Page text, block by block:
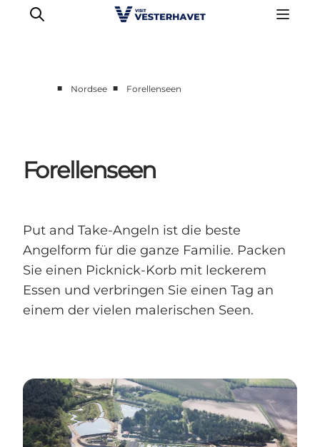
Unsere Städte
Essen & Übernachtung
Plane deine Reise
■ Nordsee ■ Forellenseen
Forellenseen
Put and Take-Angeln ist die beste
Angelform für die ganze Familie. Packen
Sie einen Picknick-Korb mit leckerem
Essen und verbringen Sie einen Tag an
einem der vielen malerischen Seen.